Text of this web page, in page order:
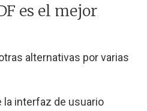
es el mejor
alternativas por varias
la interfaz de usuario